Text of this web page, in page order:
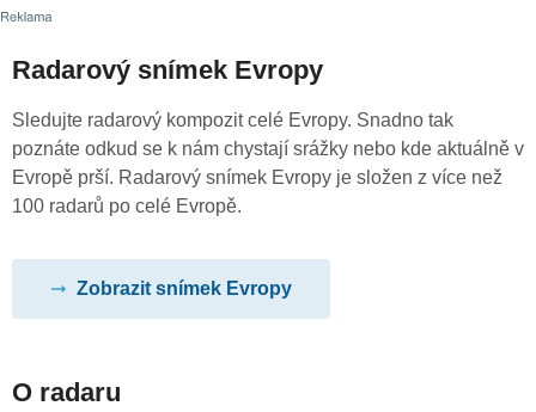
Radarový snímek Evropy
Sledujte radarový kompozit celé Evropy. Snadno tak
poznáte odkud se k nám chystají srážky nebo kde aktuálně v
Evropě prší. Radarový snímek Evropy je složen z více než
100 radarů po celé Evropě.
Zobrazit snímek Evropy
O radaru